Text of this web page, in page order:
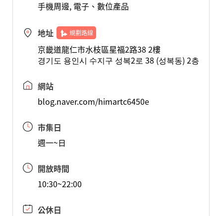
手機周邊, 電子、數位產品
地址 規劃路線
京畿道龍仁市水枝區星福2路38 2樓
경기도 용인시 수지구 성복2로 38 (성복동) 2층
網站
blog.naver.com/himartc6450e
市集日
週一~日
開放時間
10:30~22:00
公休日